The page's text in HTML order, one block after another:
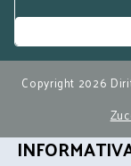
Copyright 2026